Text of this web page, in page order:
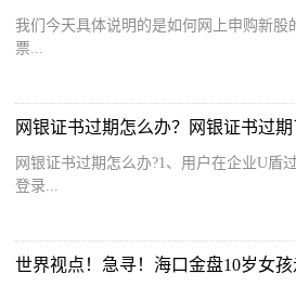
我们今天具体说明的是如何网上申购新股
票...
网银证书过期怎么办？网银证书过期
网银证书过期怎么办?1、用户在企业U盾
登录...
世界视点！急寻！海口金盘10岁女